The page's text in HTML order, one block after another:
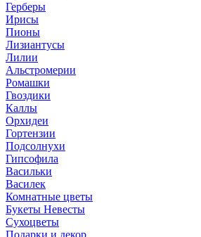
Герберы
Ирисы
Пионы
Лизиантусы
Лилии
Альстромерии
Ромашки
Гвоздики
Каллы
Орхидеи
Гортензии
Подсолнухи
Гипсофила
Васильки
Василек
Комнатные цветы
Букеты Невесты
Сухоцветы
Подарки и декор